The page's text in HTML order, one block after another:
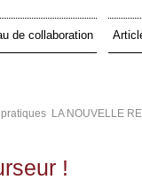
de collaboration
LA NOUVELLE
!